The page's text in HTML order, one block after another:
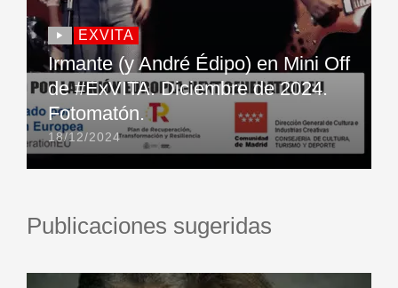
EXVITA
Irmante (y André Édipo) en Mini Off
de #ExVITA. Diciembre de 2024.
Fotomatón.
18/12/2024
Publicaciones sugeridas